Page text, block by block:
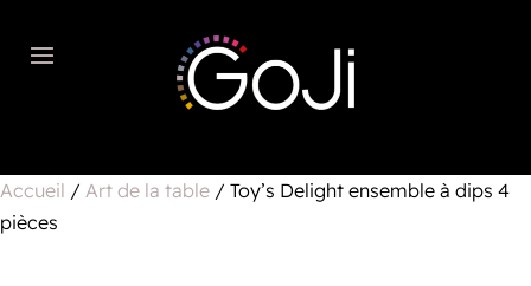
Accueil / Art de la table / Toy’s Delight ensemble à dips 4
pièces